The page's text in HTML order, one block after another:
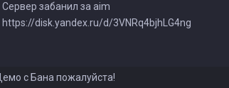
Сервер забанил за aim
https://disk.yandex.ru/d/3VNRq4bjhLG4ng
с Бана пожалуйста!